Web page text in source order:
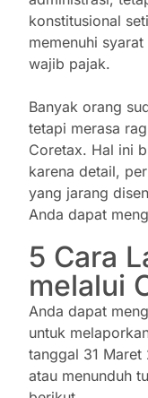
konstitusional
memenuhi
wajib pajak.
Banyak orang
tetapi merasa
Coretax. Hal ini
karena detail,
yang jarang
Anda dapat
5 Cara
melalui
Anda dapat
untuk
tanggal 31
atau menunduh